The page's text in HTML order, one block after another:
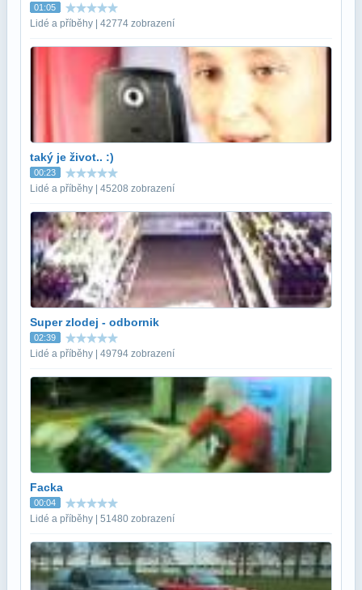
01:05
Lidé a příběhy | 42774 zobrazení
taký je život.. :)
00:23
Lidé a příběhy | 45208 zobrazení
Super zlodej - odbornik
02:39
Lidé a příběhy | 49794 zobrazení
Facka
00:04
Lidé a příběhy | 51480 zobrazení